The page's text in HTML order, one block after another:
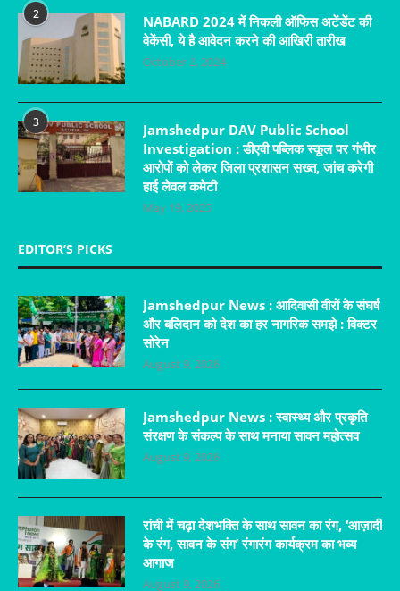
2
NABARD 2024 में निकली ऑफिस अटेंडेंट की
वेकेंसी, ये है आवेदन करने की आखिरी तारीख
October 2, 2024
3
Jamshedpur DAV Public School
Investigation : डीएवी पब्लिक स्कूल पर गंभीर
आरोपों को लेकर जिला प्रशासन सख्त, जांच करेगी
हाई लेवल कमेटी
May 19, 2025
EDITOR’S PICKS
Jamshedpur News : आदिवासी वीरों के संघर्ष
और बलिदान को देश का हर नागरिक समझे : विक्टर
सोरेन
August 9, 2026
Jamshedpur News : स्वास्थ्य और प्रकृति
संरक्षण के संकल्प के साथ मनाया सावन महोत्सव
August 9, 2026
रांची में चढ़ा देशभक्ति के साथ सावन का रंग, ‘आज़ादी
के रंग, सावन के संग’ रंगारंग कार्यक्रम का भव्य
आगाज
August 9, 2026